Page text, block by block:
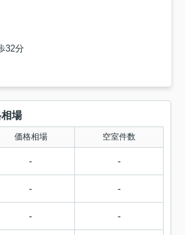
32分
場
価格相場 空室件数
- -
- -
- -